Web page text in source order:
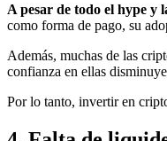
A pesar de todo el hype y
como forma de pago, su
Además, muchas de las
confianza en ellas
Por lo tanto, invertir en